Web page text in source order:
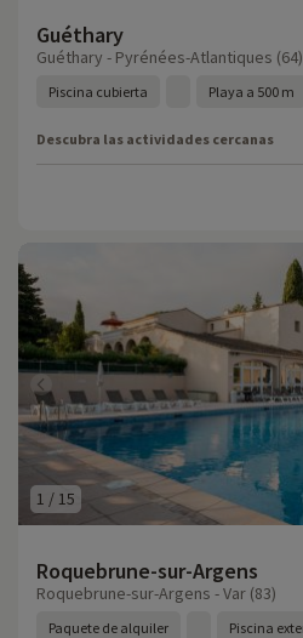
Guéthary
Guéthary - Pyrénées-Atlantiques (64)
Piscina cubierta Playa a 500 m
Descubra las actividades cercanas
1 / 15
Roquebrune-sur-Argens
Roquebrune-sur-Argens - Var (83)
Paquete de alquiler Piscina